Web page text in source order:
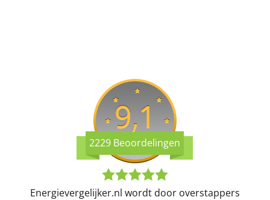
9,1
2229 Beoordelingen
Energievergelijker.nl wordt door overstappers